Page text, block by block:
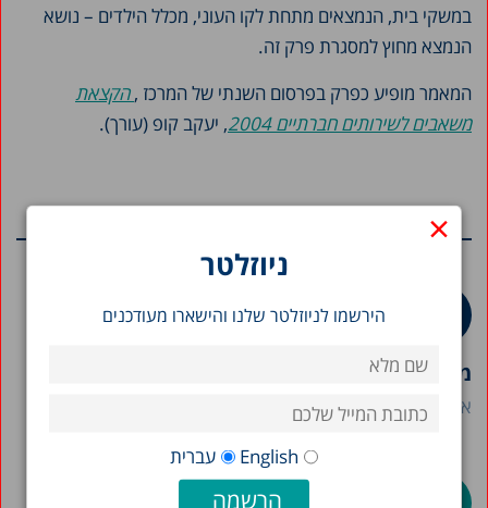
×
ניוזלטר
הירשמו לניוזלטר שלנו והישארו מעודכנים
English עברית
במשקי בית, הנמצאים מתחת לקו העוני, מכלל הילדים – נושא
הנמצא מחוץ למסגרת פרק זה.
המאמר מופיע כפרק בפרסום השנתי של המרכז ,הקצאת
משאבים לשירותים חברתיים 2004
, יעקב קופ (עורך).
מילואים בישראל 2026: דוח מצב
אורי אוברמן מיכאל דבאוי